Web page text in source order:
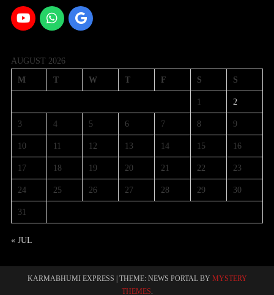
AUGUST 2026
M T W T F S S
1 2
3 4 5 6 7 8 9
10 11 12 13 14 15 16
17 18 19 20 21 22 23
24 25 26 27 28 29 30
31
« JUL
KARMABHUMI EXPRESS | THEME: NEWS PORTAL BY MYSTERY
THEMES